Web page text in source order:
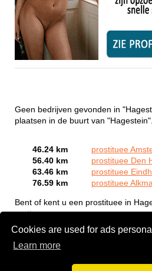
Cookies are used for ads
Learn more
Geen bedrijven gevonden in
plaatsen in de buurt van "Hagestein".
46.24 km
prostituee
56.40 km
prostituee Den
63.46 km
prostituee
76.59 km
prostituee
Bent of kent u een prostituee in
gratis aan